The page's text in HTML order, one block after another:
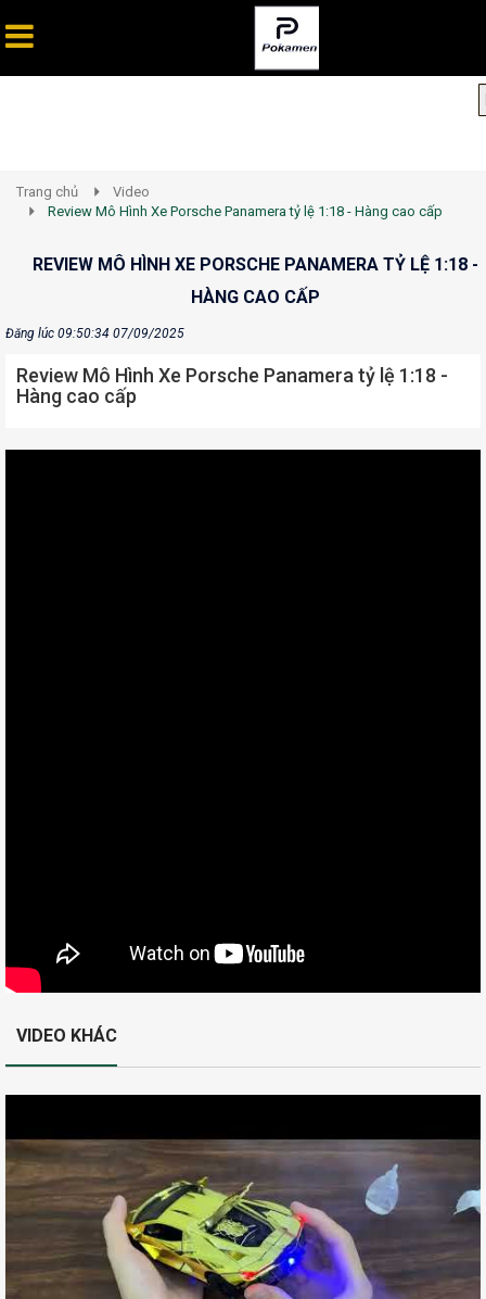
Trang chủ
Video
Review Mô Hình Xe Porsche Panamera tỷ lệ 1:18 - Hàng cao cấp
REVIEW MÔ HÌNH XE PORSCHE PANAMERA TỶ LỆ 1:18 -
HÀNG CAO CẤP
Đăng lúc 09:50:34 07/09/2025
Review Mô Hình Xe Porsche Panamera tỷ lệ 1:18 -
Hàng cao cấp
VIDEO KHÁC